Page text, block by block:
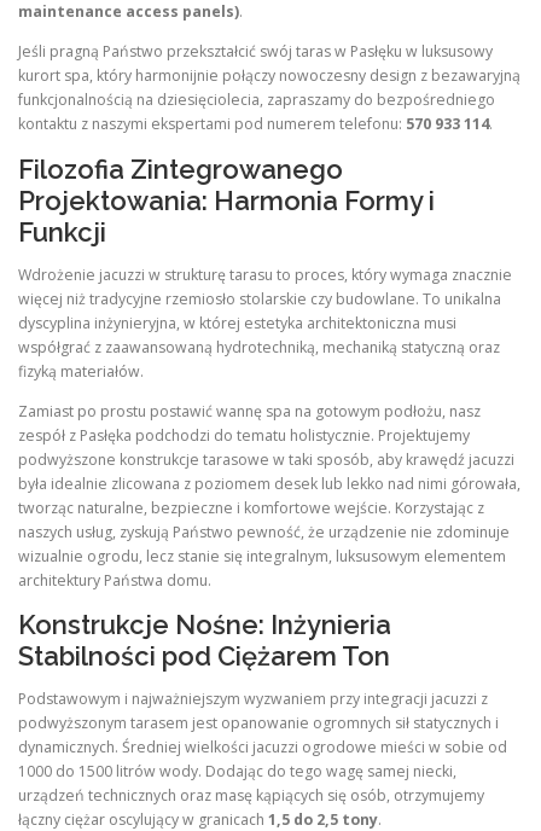
maintenance access panels).
Jeśli pragną Państwo przekształcić swój taras w Pasłęku w luksusowy
kurort spa, który harmonijnie połączy nowoczesny design z bezawaryjną
funkcjonalnością na dziesięciolecia, zapraszamy do bezpośredniego
kontaktu z naszymi ekspertami pod numerem telefonu: 570 933 114.
Filozofia Zintegrowanego
Projektowania: Harmonia Formy i
Funkcji
Wdrożenie jacuzzi w strukturę tarasu to proces, który wymaga znacznie
więcej niż tradycyjne rzemiosło stolarskie czy budowlane. To unikalna
dyscyplina inżynieryjna, w której estetyka architektoniczna musi
współgrać z zaawansowaną hydrotechniką, mechaniką statyczną oraz
fizyką materiałów.
Zamiast po prostu postawić wannę spa na gotowym podłożu, nasz
zespół z Pasłęka podchodzi do tematu holistycznie. Projektujemy
podwyższone konstrukcje tarasowe w taki sposób, aby krawędź jacuzzi
była idealnie zlicowana z poziomem desek lub lekko nad nimi górowała,
tworząc naturalne, bezpieczne i komfortowe wejście. Korzystając z
naszych usług, zyskują Państwo pewność, że urządzenie nie zdominuje
wizualnie ogrodu, lecz stanie się integralnym, luksusowym elementem
architektury Państwa domu.
Konstrukcje Nośne: Inżynieria
Stabilności pod Ciężarem Ton
Podstawowym i najważniejszym wyzwaniem przy integracji jacuzzi z
podwyższonym tarasem jest opanowanie ogromnych sił statycznych i
dynamicznych. Średniej wielkości jacuzzi ogrodowe mieści w sobie od
1000 do 1500 litrów wody. Dodając do tego wagę samej niecki,
urządzeń technicznych oraz masę kąpiących się osób, otrzymujemy
łączny ciężar oscylujący w granicach 1,5 do 2,5 tony.